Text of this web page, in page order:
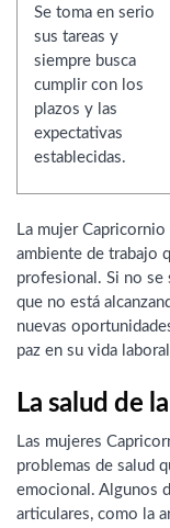
Se toma en serio
sus tareas y
siempre busca
cumplir con los
plazos y las
expectativas
establecidas.
La mujer
ambiente de trabajo
profesional. Si no se
que no está
nuevas
paz en su vida
La salud de
Las mujeres
problemas de salud
emocional. Algunos
articulares, como la